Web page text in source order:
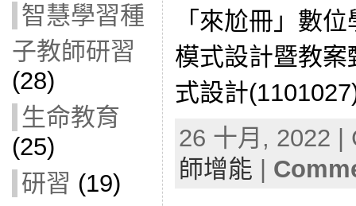
智慧學習種
子教師研習
(28)
生命教育
(25)
研習 (19)
「來尬冊」數
模式設計暨教
式設計
26 十月, 2022
師增能 |